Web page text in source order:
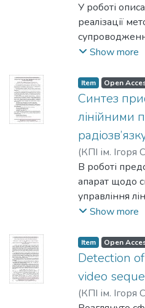
Соколов, К. А
У роботі
реалізації
методу
оптичного
для його
Show more
Item Open
Синтез
лінійними
(КПІ ім. Ігоря
Міщенко, В. О.
В роботі
апарат щодо
управління
зв’язку для
великий обсяг
управління
створенні за
Show more
Item Open
Detection
video
(КПІ ім. Ігоря